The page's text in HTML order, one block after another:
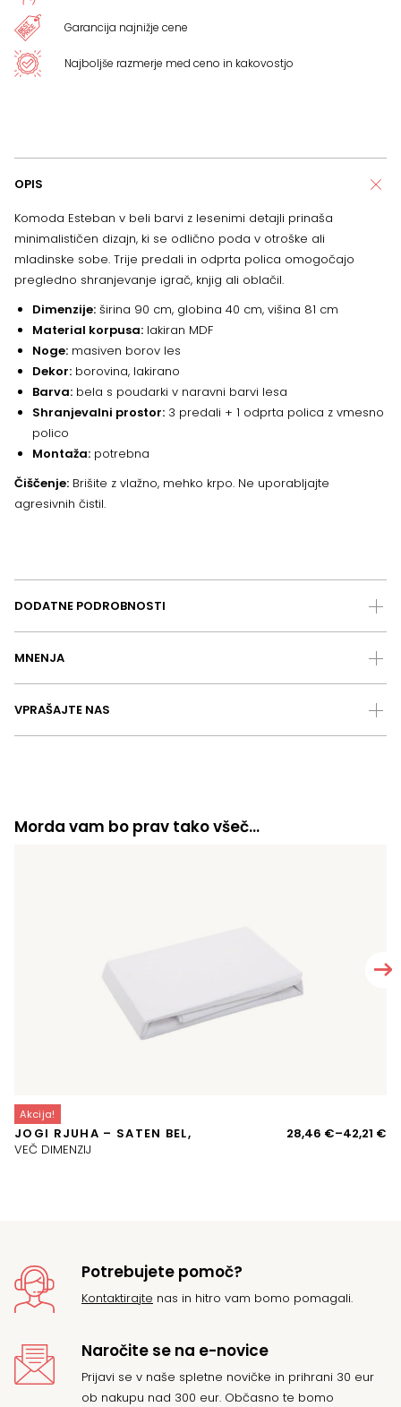
Garancija najnižje cene
Najboljše razmerje med ceno in kakovostjo
OPIS
Komoda Esteban v beli barvi z lesenimi detajli prinaša
minimalističen dizajn, ki se odlično poda v otroške ali
mladinske sobe. Trije predali in odprta polica omogočajo
pregledno shranjevanje igrač, knjig ali oblačil.
Dimenzije: širina 90 cm, globina 40 cm, višina 81 cm
Material korpusa: lakiran MDF
Noge: masiven borov les
Dekor: borovina, lakirano
Barva: bela s poudarki v naravni barvi lesa
Shranjevalni prostor: 3 predali + 1 odprta polica z vmesno
polico
Montaža: potrebna
Čiščenje: Brišite z vlažno, mehko krpo. Ne uporabljajte
agresivnih čistil.
DODATNE PODROBNOSTI
MNENJA
VPRAŠAJTE NAS
Morda vam bo prav tako všeč…
Akcija!
JOGI RJUHA – SATEN BEL,
VEČ DIMENZIJ
28,46 €–42,21 €
Potrebujete pomoč?
Kontaktirajte nas in hitro vam bomo pomagali.
Naročite se na e-novice
Prijavi se v naše spletne novičke in prihrani 30 eur
ob nakupu nad 300 eur. Občasno te bomo